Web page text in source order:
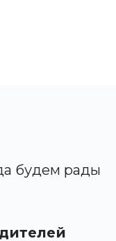
будем рады